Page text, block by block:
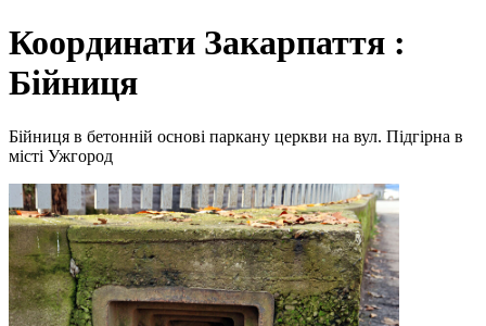
Координати Закарпаття :
Бійниця
Бійниця в бетонній основі паркану церкви на вул. Підгірна в
місті Ужгород